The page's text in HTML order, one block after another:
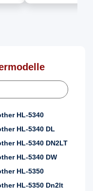
HL-5340
HL-5340 DL
HL-5340 DN2LT
HL-5340 DW
HL-5350
HL-5350 Dn2lt